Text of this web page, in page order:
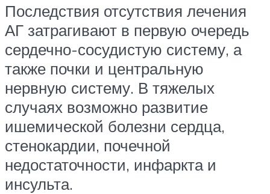
Последствия отсутствия лечения
АГ затрагивают в первую очередь
сердечно-сосудистую систему, а
также почки и центральную
нервную систему. В тяжелых
случаях возможно развитие
ишемической болезни сердца,
стенокардии, почечной
недостаточности, инфаркта и
инсульта.